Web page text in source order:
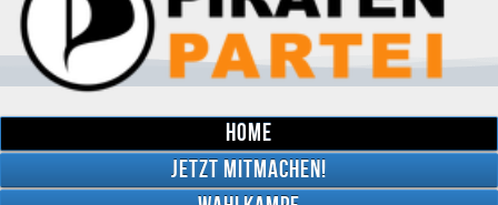
Home
Jetzt mitmachen!